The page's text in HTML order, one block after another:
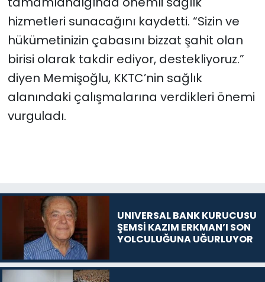
hizmetleri sunacağını kaydetti. “Sizin ve
hükümetinizin çabasını bizzat şahit olan
birisi olarak takdir ediyor, destekliyoruz.”
diyen Memişoğlu, KKTC’nin sağlık
alanındaki çalışmalarına verdikleri önemi
vurguladı.
UNIVERSAL BANK KURUCUSU
ŞEMSİ KAZIM ERKMAN’I SON
YOLCULUĞUNA UĞURLUYOR